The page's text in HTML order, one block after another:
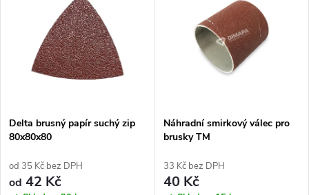
p
r
s
p
r
Delta brusný papír suchý zip
80x80x80
od 35 Kč bez DPH
od 42 Kč
Náhradní smirkový válec pro
brusky TM
33 Kč bez DPH
40 Kč